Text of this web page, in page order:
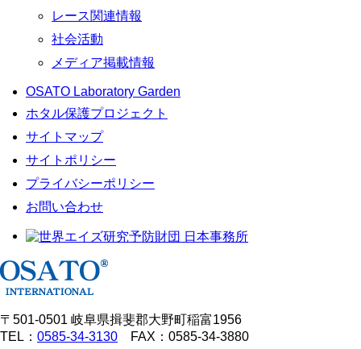
レース関連情報
社会活動
メディア掲載情報
OSATO Laboratory Garden
ホタル保護プロジェクト
サイトマップ
サイトポリシー
プライバシーポリシー
お問い合わせ
〒501-0501 岐阜県揖斐郡大野町稲富1956
TEL： 0585-34-3130 FAX：0585-34-3880